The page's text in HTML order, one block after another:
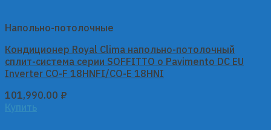
Напольно-потолочные
Кондиционер Royal Clima напольно-потолочный
сплит-система серии SOFFITTO o Pavimento DC EU
Inverter CO-F 18HNFI/CO-E 18HNI
101,990.00 ₽
Купить